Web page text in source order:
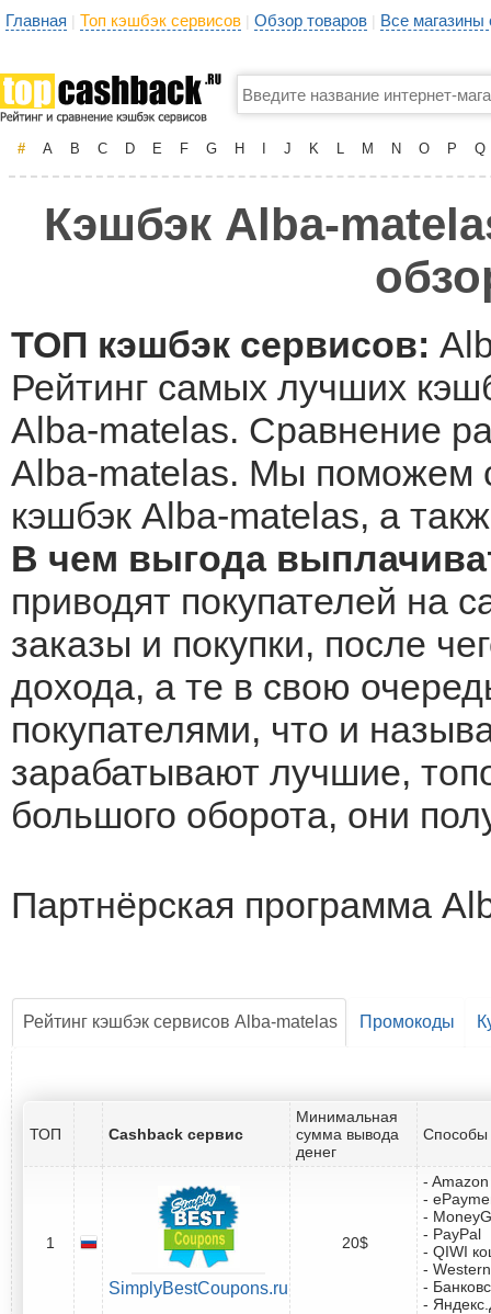
Главная | Топ кэшбэк сервисов | Обзор товаров | Все
# A B C D E F G H J K L M N O P Q
Кэшбэк Alba-
ТОП кэшбэк сервисов:
Рейтинг самых лучших
Alba-matelas. Сравнение
Alba-matelas. Мы поможем
кэшбэк Alba-matelas, а
В чем выгода
приводят покупателей на
заказы и покупки, после
дохода, а те в свою
покупателями, что и
зарабатывают лучшие,
большого оборота, они
Партнёрская программа
Рейтинг кэшбэк сервисов Alba-matelas Промокоды
ТОП Cashback сервис
Минимальная
сумма вывода
денег
Способы
1
SimplyBestCoupons.ru
20$
-
-
-
- PayPal
- QIWI
-
-
-